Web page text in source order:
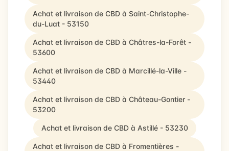
Achat et livraison de CBD à Saint-Christophe-
du-Luat - 53150
Achat et livraison de CBD à Châtres-la-Forêt -
53600
Achat et livraison de CBD à Marcillé-la-Ville -
53440
Achat et livraison de CBD à Château-Gontier -
53200
Achat et livraison de CBD à Astillé - 53230
Achat et livraison de CBD à Fromentières -